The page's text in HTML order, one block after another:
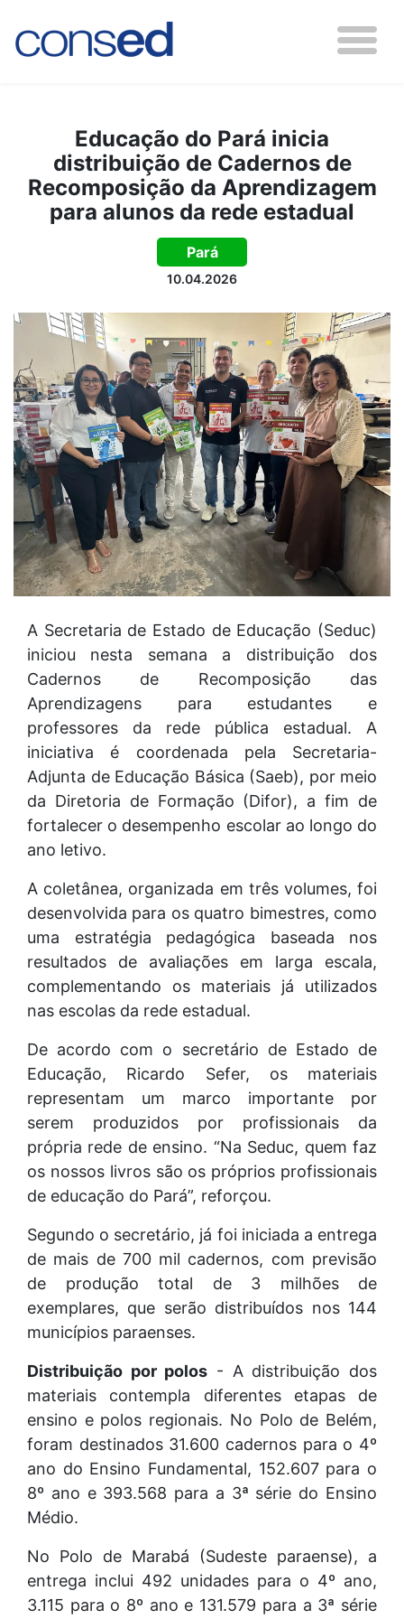
Educação do Pará inicia
distribuição de Cadernos de
Recomposição da Aprendizagem
para alunos da rede estadual
Pará
10.04.2026
A Secretaria de Estado de Educação (Seduc)
iniciou nesta semana a distribuição dos
Cadernos de Recomposição das
Aprendizagens para estudantes e
professores da rede pública estadual. A
iniciativa é coordenada pela Secretaria-
Adjunta de Educação Básica (Saeb), por meio
da Diretoria de Formação (Difor), a fim de
fortalecer o desempenho escolar ao longo do
ano letivo.
A coletânea, organizada em três volumes, foi
desenvolvida para os quatro bimestres, como
uma estratégia pedagógica baseada nos
resultados de avaliações em larga escala,
complementando os materiais já utilizados
nas escolas da rede estadual.
De acordo com o secretário de Estado de
Educação, Ricardo Sefer, os materiais
representam um marco importante por
serem produzidos por profissionais da
própria rede de ensino. “Na Seduc, quem faz
os nossos livros são os próprios profissionais
de educação do Pará”, reforçou.
Segundo o secretário, já foi iniciada a entrega
de mais de 700 mil cadernos, com previsão
de produção total de 3 milhões de
exemplares, que serão distribuídos nos 144
municípios paraenses.
Distribuição por polos - A distribuição dos
materiais contempla diferentes etapas de
ensino e polos regionais. No Polo de Belém,
foram destinados 31.600 cadernos para o 4º
ano do Ensino Fundamental, 152.607 para o
8º ano e 393.568 para a 3ª série do Ensino
Médio.
No Polo de Marabá (Sudeste paraense), a
entrega inclui 492 unidades para o 4º ano,
3.115 para o 8º ano e 131.579 para a 3ª série